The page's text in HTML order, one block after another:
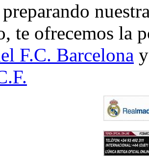
te ofrecemos la
F.C. Barcelona